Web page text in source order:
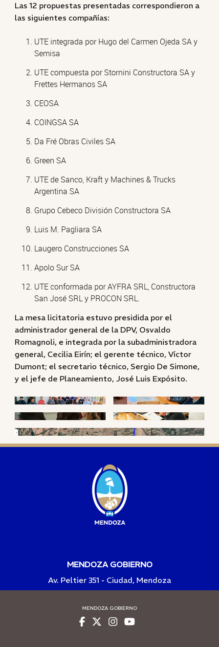
Las 12 propuestas presentadas correspondieron a
las siguientes compañías:
UTE integrada por Hugo del Carmen Ojeda SA y
Semisa
UTE compuesta por Stornini Constructora SA y
Frettes Hermanos SA
CEOSA
COINGSA SA
Da Fré Obras Civiles SA
Green SA
UTE de Sanco, Kraft y Machines & Trucks
Argentina SA
Grupo Cebeco División Constructora SA
Luis M. Pagliara SA
Laugero Construcciones SA
Apolo Sur SA
UTE conformada por AYFRA SRL, Constructora
San José SRL y PROCON SRL.
La mesa licitatoria estuvo presidida por el
administrador general de la DPV, Osvaldo
Romagnoli, e integrada por la subadministradora
general, Cecilia Eirín; el gerente técnico, Víctor
Dumont; el secretario técnico, Sergio De Simone,
y el jefe de Planeamiento, José Luis Expósito.
MENDOZA GOBIERNO
Av. Peltier 351 - Ciudad, Mendoza
MENDOZA GOBIERNO